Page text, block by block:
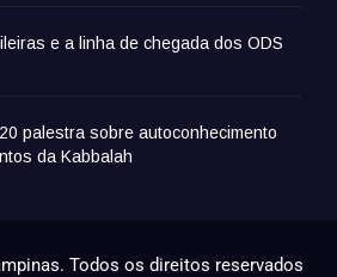
e a linha de chegada dos ODS
palestra sobre autoconhecimento
da Kabbalah
Todos os direitos reservados